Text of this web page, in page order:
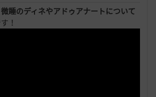
微睡のディネやアドゥアナートについて
！